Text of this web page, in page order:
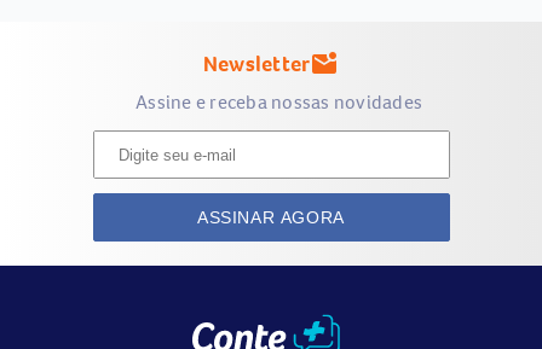
Newslettermark_email_unread
Assine e receba nossas novidades
ASSINAR AGORA